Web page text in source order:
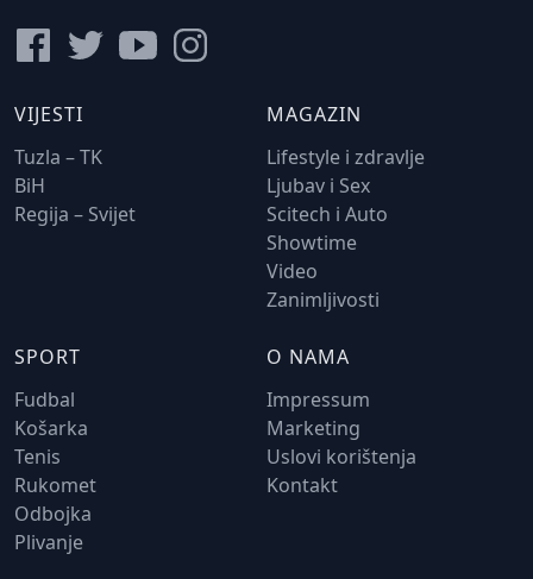
VIJESTI
Tuzla – TK
BiH
Regija – Svijet
MAGAZIN
Lifestyle i zdravlje
Ljubav i Sex
Scitech i Auto
Showtime
Video
Zanimljivosti
SPORT
Fudbal
Košarka
Tenis
Rukomet
Odbojka
Plivanje
O NAMA
Impressum
Marketing
Uslovi korištenja
Kontakt